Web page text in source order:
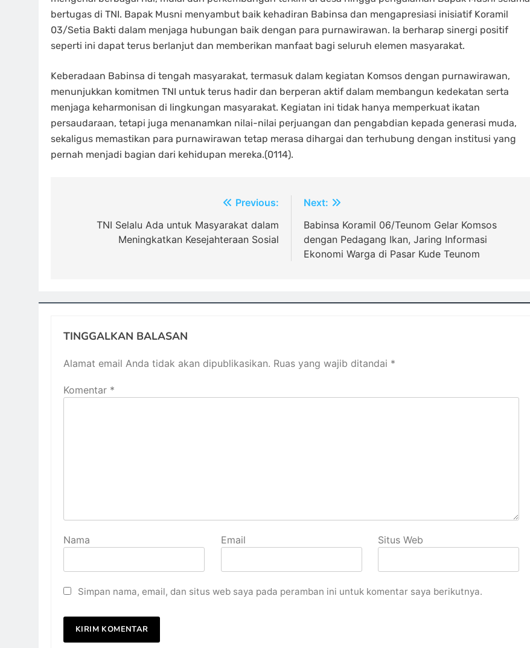
bertugas di TNI. Bapak Musni menyambut baik kehadiran Babinsa dan mengapresiasi inisiatif Koramil
03/Setia Bakti dalam menjaga hubungan baik dengan para purnawirawan. Ia berharap sinergi positif
seperti ini dapat terus berlanjut dan memberikan manfaat bagi seluruh elemen masyarakat.
Keberadaan Babinsa di tengah masyarakat, termasuk dalam kegiatan Komsos dengan purnawirawan,
menunjukkan komitmen TNI untuk terus hadir dan berperan aktif dalam membangun kedekatan serta
menjaga keharmonisan di lingkungan masyarakat. Kegiatan ini tidak hanya memperkuat ikatan
persaudaraan, tetapi juga menanamkan nilai-nilai perjuangan dan pengabdian kepada generasi muda,
sekaligus memastikan para purnawirawan tetap merasa dihargai dan terhubung dengan institusi yang
pernah menjadi bagian dari kehidupan mereka.(0114).
Previous:
TNI Selalu Ada untuk Masyarakat dalam
Meningkatkan Kesejahteraan Sosial
Next:
Babinsa Koramil 06/Teunom Gelar Komsos
dengan Pedagang Ikan, Jaring Informasi
Ekonomi Warga di Pasar Kude Teunom
TINGGALKAN BALASAN
Alamat email Anda tidak akan dipublikasikan. Ruas yang wajib ditandai *
Komentar *
Nama Email Situs Web
Simpan nama, email, dan situs web saya pada peramban ini untuk komentar saya berikutnya.